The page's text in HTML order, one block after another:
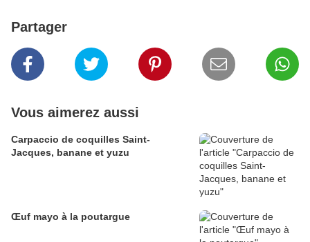
Partager
Vous aimerez aussi
Carpaccio de coquilles Saint-
Jacques, banane et yuzu
Œuf mayo à la poutargue